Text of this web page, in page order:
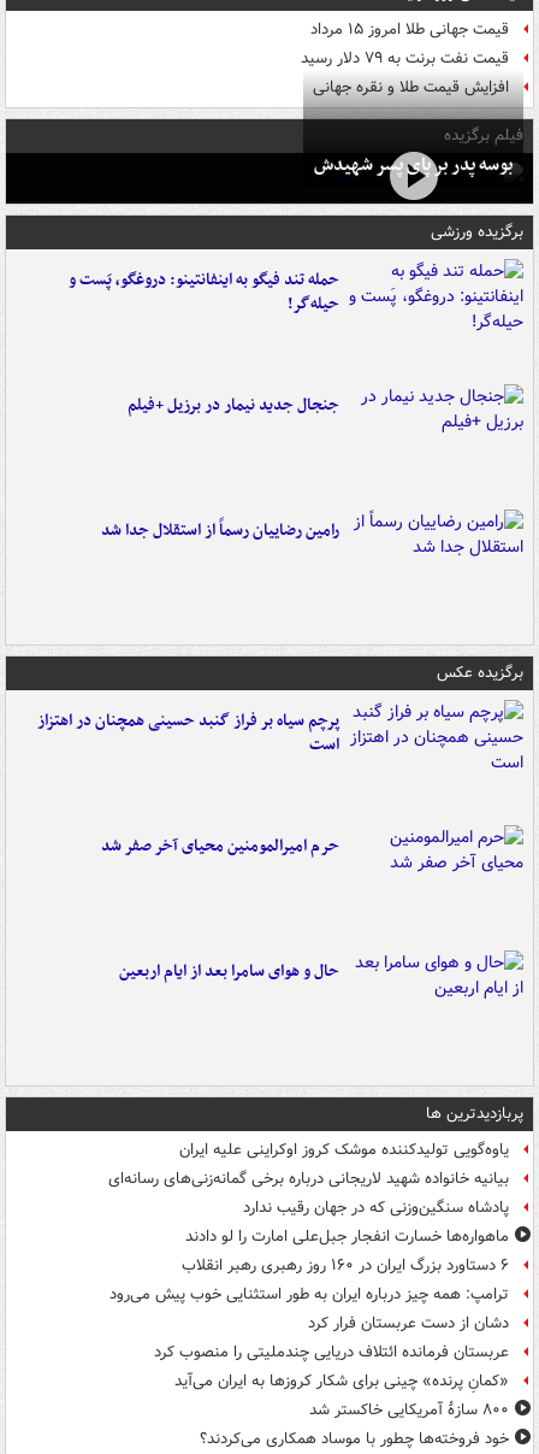
قیمت جهانی طلا امروز ۱۵ مرداد
قیمت نفت برنت به ۷۹ دلار رسید
افزایش قیمت طلا و نقره جهانی
فیلم برگزیده
بوسه‌ پدر بر پای پسر شهیدش
برگزیده ورزشی
حمله تند فیگو به اینفانتینو: دروغگو، پَست‌ و
حیله‌گر!
جنجال جدید نیمار در برزیل +فیلم
رامین رضاییان رسماً از استقلال جدا شد
برگزیده عکس
پرچم سیاه بر فراز گنبد حسینی همچنان در اهتزاز
است
حرم امیرالمومنین محیای آخر صفر شد
حال و هوای سامرا بعد از ایام اربعین
پربازدیدترین ها
یاوه‌گویی تولیدکننده موشک کروز اوکراینی علیه ایران
بیانیه خانواده شهید لاریجانی درباره برخی گمانه‌زنی‌های رسانه‌ای
پادشاه سنگین‌وزنی که در جهان رقیب ندارد
ماهواره‌ها خسارت انفجار جبل‌علی امارت را لو دادند
۶ دستاورد بزرگ ایران در ۱۶۰ روز رهبری رهبر انقلاب
ترامپ: همه چیز درباره ایران به طور استثنایی خوب پیش می‌رود
دشان از دست عربستان فرار کرد
عربستان فرمانده ائتلاف دریایی چندملیتی را منصوب کرد
«کمانِ پرنده» چینی برای شکار کروزها به ایران می‌آید
۸۰۰ سازۀ آمریکایی خاکستر شد
خود فروخته‌ها چطور با موساد همکاری می‌کردند؟